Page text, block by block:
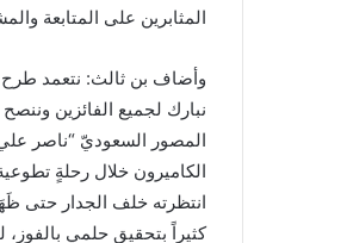
المثابرين على المتابعة
وأضاف بن ثالث: نتعمد طرح
نبارك لجميع الفائزين
المصور السعوديّ “ناصر
الكاميرون خلال رحلةٍ
انتظرته خلف الجدار حتى
كثيراً بتحقيق حلمي